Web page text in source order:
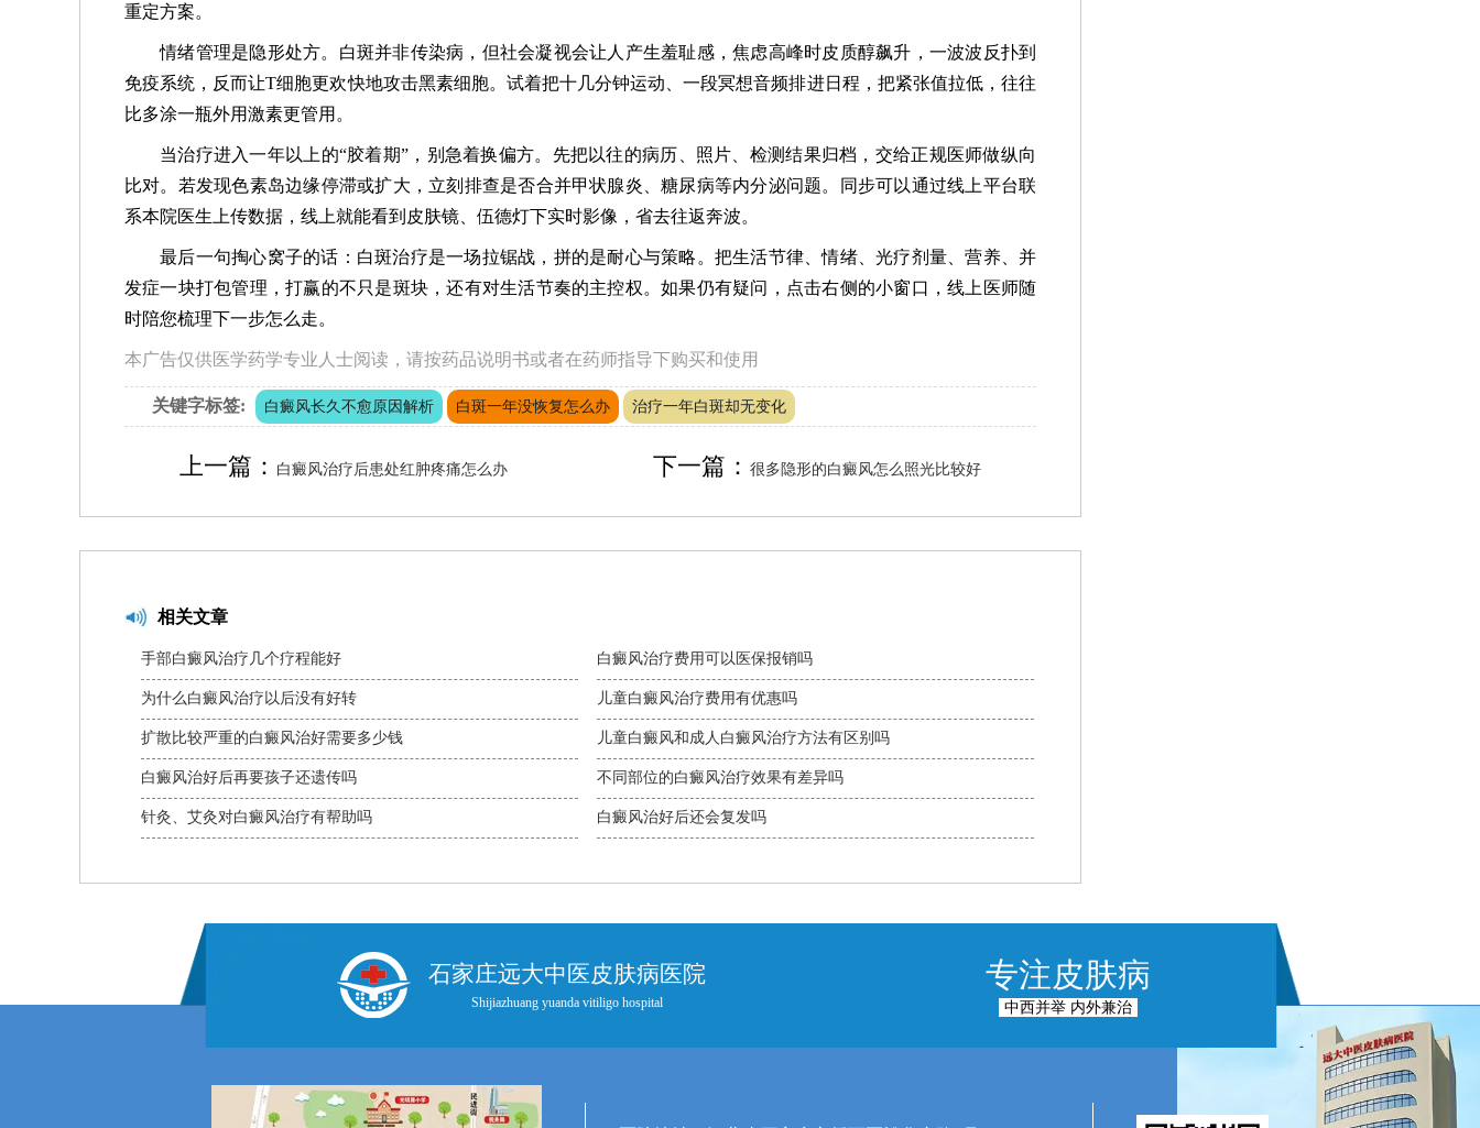
重定方案。
情绪管理是隐形处方。白斑并非传染病，但社会凝视会让人产生羞耻感，焦虑高峰时皮质醇飙升，一波波反扑到
免疫系统，反而让T细胞更欢快地攻击黑素细胞。试着把十几分钟运动、一段冥想音频排进日程，把紧张值拉低，往往
比多涂一瓶外用激素更管用。
当治疗进入一年以上的“胶着期”，别急着换偏方。先把以往的病历、照片、检测结果归档，交给正规医师做纵向
比对。若发现色素岛边缘停滞或扩大，立刻排查是否合并甲状腺炎、糖尿病等内分泌问题。同步可以通过线上平台联
系本院医生上传数据，线上就能看到皮肤镜、伍德灯下实时影像，省去往返奔波。
最后一句掏心窝子的话：白斑治疗是一场拉锯战，拼的是耐心与策略。把生活节律、情绪、光疗剂量、营养、并
发症一块打包管理，打赢的不只是斑块，还有对生活节奏的主控权。如果仍有疑问，点击右侧的小窗口，线上医师随
时陪您梳理下一步怎么走。
本广告仅供医学药学专业人士阅读，请按药品说明书或者在药师指导下购买和使用
关键字标签: 白癜风长久不愈原因解析 白斑一年没恢复怎么办 治疗一年白斑却无变化
上一篇： 白癜风治疗后患处红肿疼痛怎么办 下一篇：很多隐形的白癜风怎么照光比较好
相关文章
手部白癜风治疗几个疗程能好
为什么白癜风治疗以后没有好转
扩散比较严重的白癜风治好需要多少钱
白癜风治好后再要孩子还遗传吗
针灸、艾灸对白癜风治疗有帮助吗
白癜风治疗费用可以医保报销吗
儿童白癜风治疗费用有优惠吗
儿童白癜风和成人白癜风治疗方法有区别吗
不同部位的白癜风治疗效果有差异吗
白癜风治好后还会复发吗
石家庄远大中医皮肤病医院
Shijiazhuang yuanda vitiligo hospital
专注皮肤病
中西并举 内外兼治